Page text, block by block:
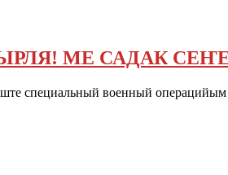
МЕ САДАК
специальный военный